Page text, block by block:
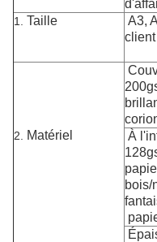
1. Taille
A3,
client
2. Matériel
À
bois/